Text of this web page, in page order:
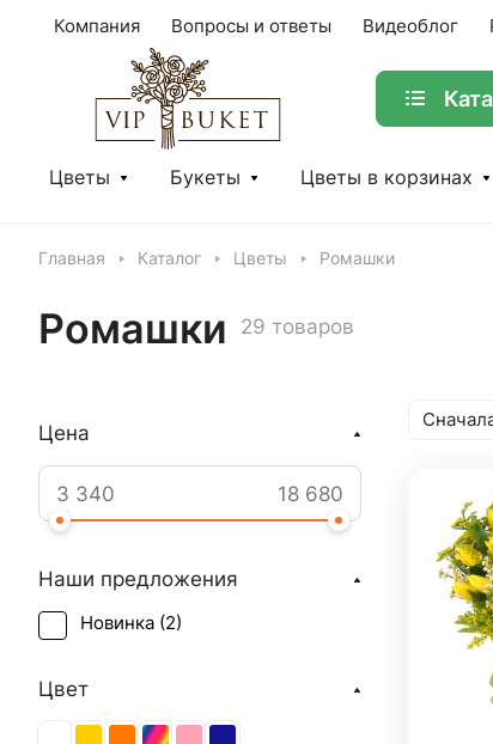
Компания Вопросы и ответы Видеоблог
Цветы Букеты Цветы в корзинах
Главная Каталог Цветы Ромашки
Ромашки 29 товаров
Цена
Наши предложения
Новинка (2)
Цвет